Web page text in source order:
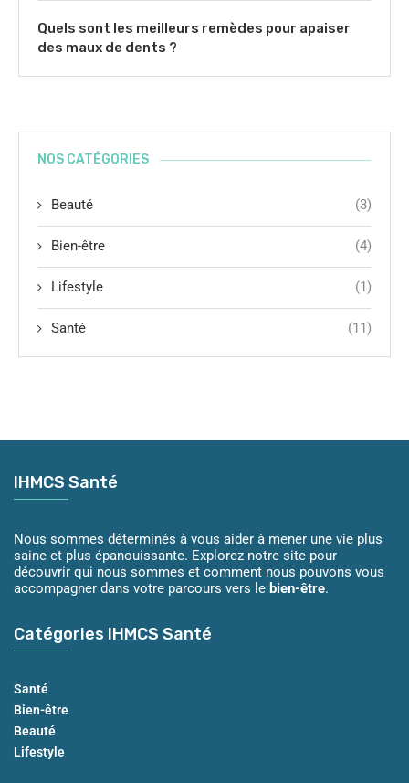
Quels sont les meilleurs remèdes pour apaiser
des maux de dents ?
NOS CATÉGORIES
Beauté (3)
Bien-être (4)
Lifestyle (1)
Santé (11)
IHMCS Santé
Nous sommes déterminés à vous aider à mener une vie plus
saine et plus épanouissante. Explorez notre site pour
découvrir qui nous sommes et comment nous pouvons vous
accompagner dans votre parcours vers le bien-être.
Catégories IHMCS Santé
Santé
Bien-être
Beauté
Lifestyle